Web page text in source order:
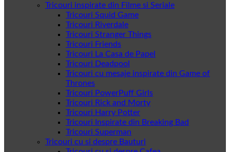
Tricouri inspirate din Filme si Seriale
Tricouri Squid Game
Tricouri Riverdale
Tricouri Stranger Things
Tricouri Friends
Tricouri La Casa de Papel
Tricouri Deadpool
Tricouri cu mesaje inspirate din Game of
Thrones
Tricouri PowerPuff Girls
Tricouri Rick and Morty
Tricouri Harry Potter
Tricouri Inspirate din Breaking Bad
Tricouri Superman
Tricouri cu si despre Bauturi